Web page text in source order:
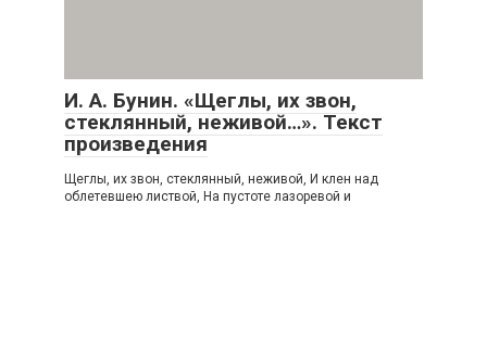
И. А. Бунин. «Щеглы, их звон,
стеклянный, неживой…». Текст
произведения
Щеглы, их звон, стеклянный, неживой, И клен над
облетевшею листвой, На пустоте лазоревой и